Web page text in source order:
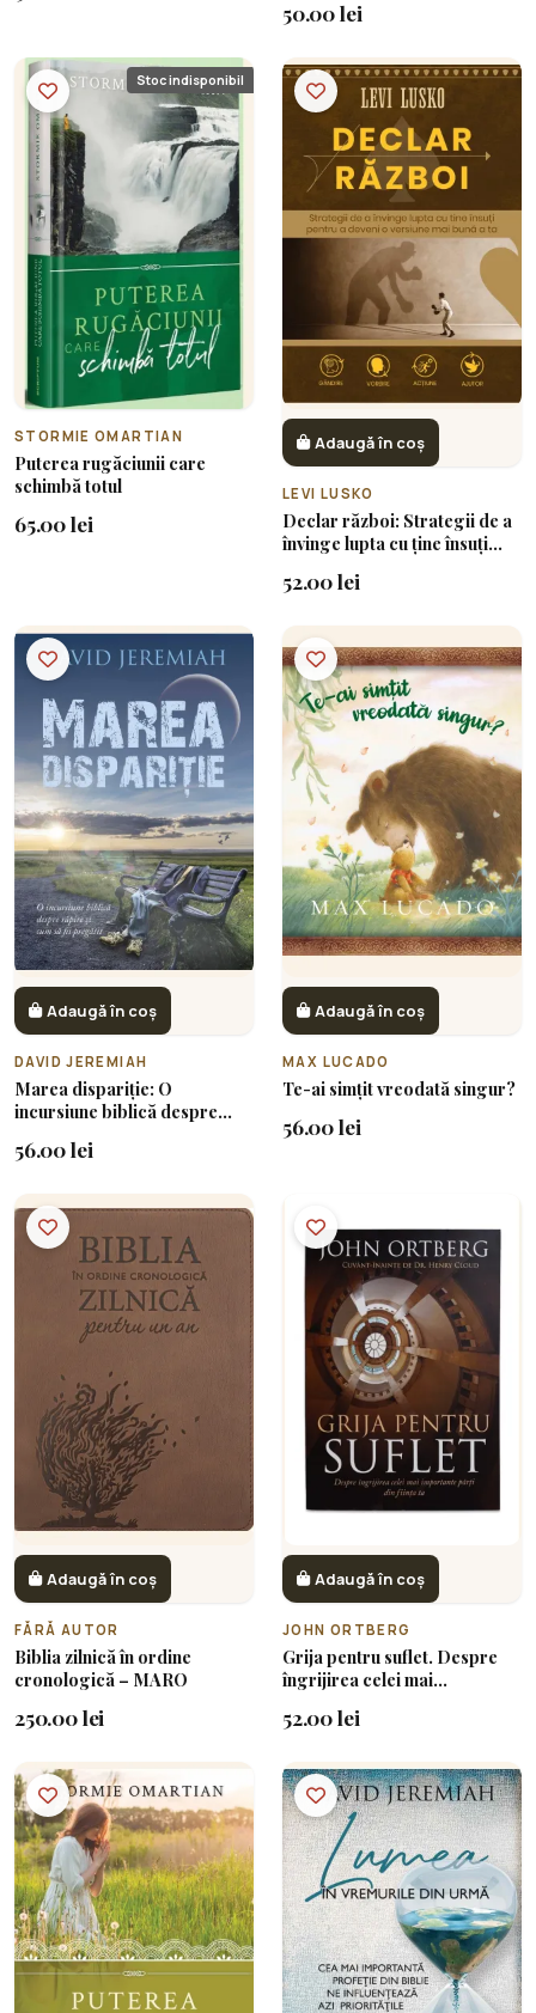
50.00 lei
Stoc indisponibil
STORMIE OMARTIAN
Puterea rugăciunii care
schimbă totul
65.00 lei
Adaugă în coș
LEVI LUSKO
Declar război: Strategii de a
învinge lupta cu ține însuți
mai bună a ta
52.00 lei
Adaugă în coș
DAVID JEREMIAH
Marea dispariție: O
incursiune biblică despre
56.00 lei
Adaugă în coș
MAX LUCADO
Te-ai simțit vreodată singur?
56.00 lei
Adaugă în coș
FĂRĂ AUTOR
Biblia zilnică în ordine
cronologică – MARO
250.00 lei
Adaugă în coș
JOHN ORTBERG
Grija pentru suflet. Despre
îngrijirea celei mai
52.00 lei